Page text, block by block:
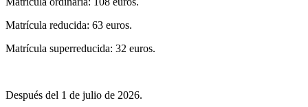
Matrícula reducida: 63 euros.
Matrícula superreducida: 32 euros.
Después del 1 de julio de 2026.